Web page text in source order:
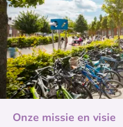
Onze missie en visie